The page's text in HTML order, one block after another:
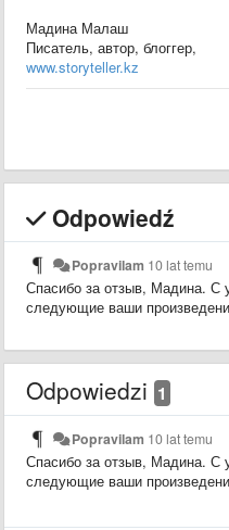
Мадина Малаш
Писатель, автор, блоггер,
www.storyteller.kz
Odpowiedź
Popravilam 10 lat temu
Спасибо за отзыв, Мадина. С
следующие ваши
Odpowiedzi 1
Popravilam 10 lat temu
Спасибо за отзыв, Мадина. С
следующие ваши